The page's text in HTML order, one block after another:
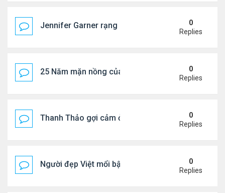
Jennifer Garner rạng rỡ bên bạn trai kém 6 tuổi
0
Replies
25 Năm mặn nồng của 'Điệp viên 007'
0
Replies
Thanh Thảo gợi cảm ở tuổi 49
0
Replies
Người đẹp Việt mổi bật giữa dàn sao châu Á
0
Replies